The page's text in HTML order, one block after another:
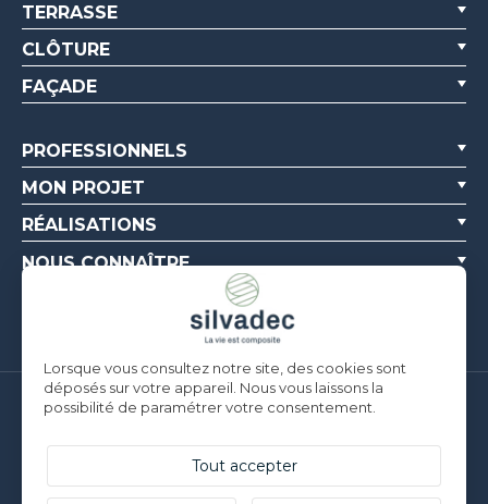
TERRASSE
CLÔTURE
FAÇADE
PROFESSIONNELS
MON PROJET
RÉALISATIONS
NOUS CONNAÎTRE
Silvadec France
F-56190 ARZAL |T. +33 (0)2 97 450 900
Silvadec Deutschland
Lorsque vous consultez notre site, des cookies sont
déposés sur votre appareil. Nous vous laissons la
possibilité de paramétrer votre consentement.
Tout accepter